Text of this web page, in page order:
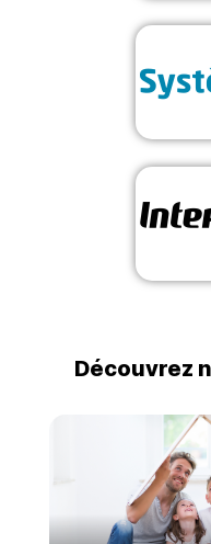
Découvrez